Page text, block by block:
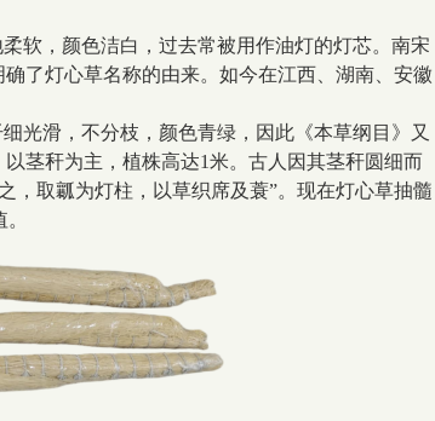
软，颜色洁白，过去常被用作油灯的灯芯。南宋
了灯心草名称的由来。如今在江西、湖南、安徽
光滑，不分枝，颜色青绿，因此《本草纲目》又
茎秆为主，植株高达1米。古人因其茎秆圆细而
，取瓤为灯柱，以草织席及蓑”。现在灯心草抽髓